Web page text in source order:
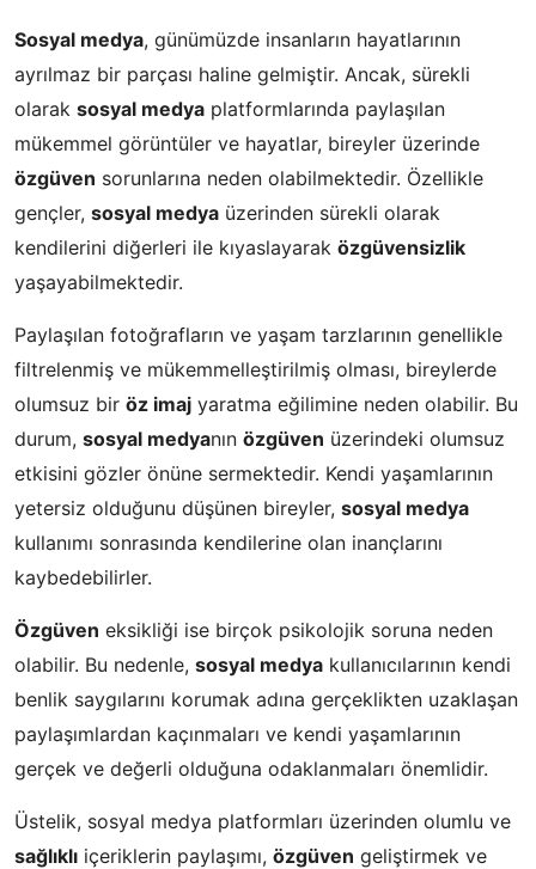
Sosyal medya, günümüzde insanların hayatlarının
ayrılmaz bir parçası haline gelmiştir. Ancak, sürekli
olarak sosyal medya platformlarında paylaşılan
mükemmel görüntüler ve hayatlar, bireyler üzerinde
özgüven sorunlarına neden olabilmektedir. Özellikle
gençler, sosyal medya üzerinden sürekli olarak
kendilerini diğerleri ile kıyaslayarak özgüvensizlik
yaşayabilmektedir.
Paylaşılan fotoğrafların ve yaşam tarzlarının genellikle
filtrelenmiş ve mükemmelleştirilmiş olması, bireylerde
olumsuz bir öz imaj yaratma eğilimine neden olabilir. Bu
durum, sosyal medyanın özgüven üzerindeki olumsuz
etkisini gözler önüne sermektedir. Kendi yaşamlarının
yetersiz olduğunu düşünen bireyler, sosyal medya
kullanımı sonrasında kendilerine olan inançlarını
kaybedebilirler.
Özgüven eksikliği ise birçok psikolojik soruna neden
olabilir. Bu nedenle, sosyal medya kullanıcılarının kendi
benlik saygılarını korumak adına gerçeklikten uzaklaşan
paylaşımlardan kaçınmaları ve kendi yaşamlarının
gerçek ve değerli olduğuna odaklanmaları önemlidir.
Üstelik, sosyal medya platformları üzerinden olumlu ve
sağlıklı içeriklerin paylaşımı, özgüven geliştirmek ve